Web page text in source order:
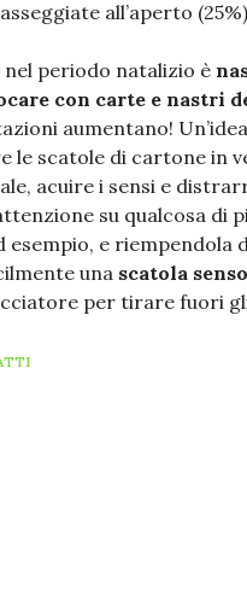
all’aperto
periodo natalizio è
con carte e nastri
aumentano!
le scatole di cartone in
acuire i sensi e
su qualcosa di
esempio, e
una scatola
per tirare fuori